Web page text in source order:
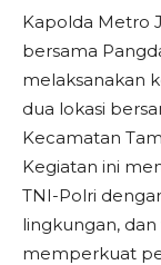
Kapolda Metro
bersama
melaksanakan
dua lokasi
Kecamatan
Kegiatan ini
TNI-Polri
lingkungan,
memperkuat